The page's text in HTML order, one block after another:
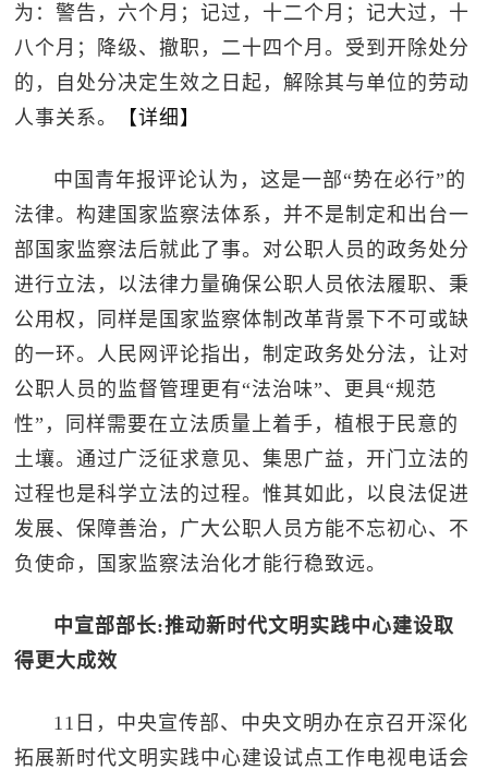
为：警告，六个月；记过，十二个月；记大过，十
八个月；降级、撤职，二十四个月。受到开除处分
的，自处分决定生效之日起，解除其与单位的劳动
人事关系。
【详细】
中国青年报评论认为，这是一部“势在必行”的
法律。构建国家监察法体系，并不是制定和出台一
部国家监察法后就此了事。对公职人员的政务处分
进行立法，以法律力量确保公职人员依法履职、秉
公用权，同样是国家监察体制改革背景下不可或缺
的一环。人民网评论指出，制定政务处分法，让对
公职人员的监督管理更有“法治味”、更具“规范
性”，同样需要在立法质量上着手，植根于民意的
土壤。通过广泛征求意见、集思广益，开门立法的
过程也是科学立法的过程。惟其如此，以良法促进
发展、保障善治，广大公职人员方能不忘初心、不
负使命，国家监察法治化才能行稳致远。
中宣部部长:推动新时代文明实践中心建设取
得更大成效
11日，中央宣传部、中央文明办在京召开深化
拓展新时代文明实践中心建设试点工作电视电话会